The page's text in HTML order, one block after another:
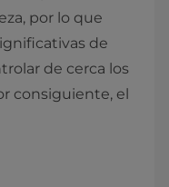
por lo que
de
de cerca los
consiguiente, el